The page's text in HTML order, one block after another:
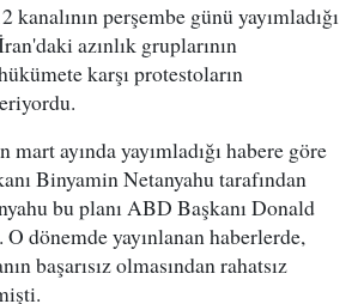
perşembe günü yayımladığı
azınlık gruplarının
karşı protestoların
ayında yayımladığı habere göre
Binyamin Netanyahu tarafından
bu planı ABD Başkanı Donald
dönemde yayınlanan haberlerde,
başarısız olmasından rahatsız